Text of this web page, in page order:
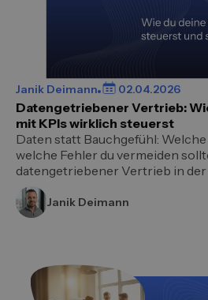
Janik Deimann 02.04.2026
Datengetriebener Vertrieb:
mit KPIs wirklich steuerst
Daten statt Bauchgefühl:
welche Fehler du vermeiden
datengetriebener Vertrieb in der
Janik Deimann